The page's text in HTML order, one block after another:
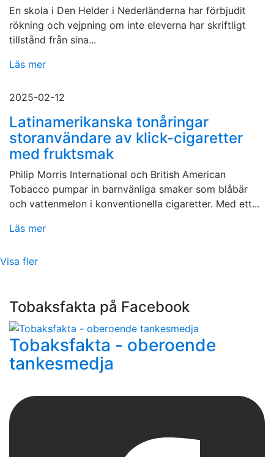
En skola i Den Helder i Nederländerna har förbjudit
rökning och vejpning om inte eleverna har skriftligt
tillstånd från sina...
Läs mer
2025-02-12
Latinamerikanska tonåringar
storanvändare av klick-cigaretter
med fruktsmak
Philip Morris International och British American
Tobacco pumpar in barnvänliga smaker som blåbär
och vattenmelon i konventionella cigaretter. Med ett...
Läs mer
Visa fler
Tobaksfakta på Facebook
Tobaksfakta - oberoende
tankesmedja